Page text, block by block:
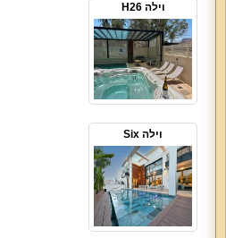
וילה H26
וילה Six